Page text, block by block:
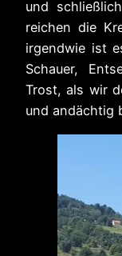
und
reichen die
irgendwie ist
Schauer,
Trost, als wir
und andächtig